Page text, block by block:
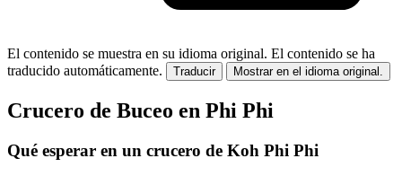
El contenido se muestra en su idioma original. El contenido se ha
traducido automáticamente.
Traducir Mostrar en el idioma original.
Crucero de Buceo en Phi Phi
Qué esperar en un crucero de Koh Phi Phi